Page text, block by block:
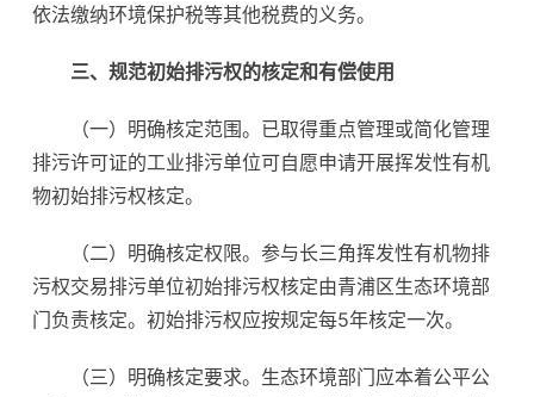
依法缴纳环境保护税等其他税费的义务。
三、规范初始排污权的核定和有偿使用
（一）明确核定范围。已取得重点管理或简化管理
排污许可证的工业排污单位可自愿申请开展挥发性有机
物初始排污权核定。
（二）明确核定权限。参与长三角挥发性有机物排
污权交易排污单位初始排污权核定由青浦区生态环境部
门负责核定。初始排污权应按规定每5年核定一次。
（三）明确核定要求。生态环境部门应本着公平公